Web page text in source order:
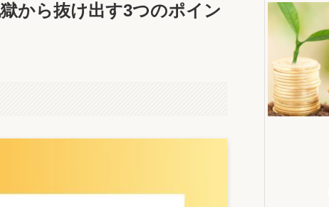
から抜け出す3つのポイン